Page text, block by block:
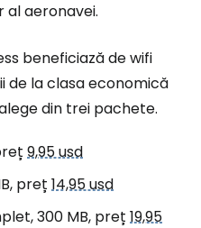
al aeronavei.
beneficiază de wifi
de la clasa economică
din trei pachete.
9,95 usd
preț 14,95 usd
300 MB, preț 19,95